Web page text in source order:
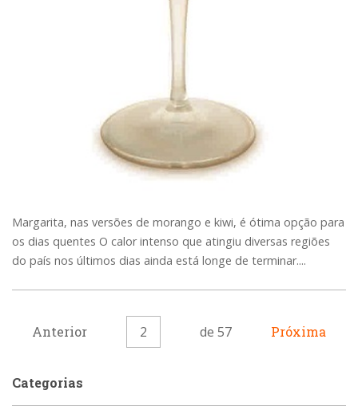
Margarita, nas versões de morango e kiwi, é ótima opção para
os dias quentes O calor intenso que atingiu diversas regiões
do país nos últimos dias ainda está longe de terminar....
Anterior 2 de 57 Próxima
Categorias